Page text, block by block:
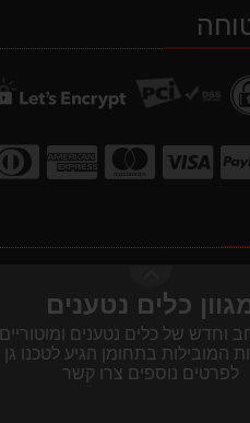
facebook
בחול המועד פסח 2025 יתעדכנו המוצרים
המבצעים באופן יומי
וחדש של כלים נטענים ומוטוריים
המובילות בתחומן הגיע לטכנו גן !
לפרטים נוספים צרו קשר